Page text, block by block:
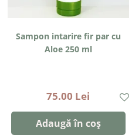
Sampon intarire fir par cu
Aloe 250 ml
75.00 Lei
Adaugă în coș